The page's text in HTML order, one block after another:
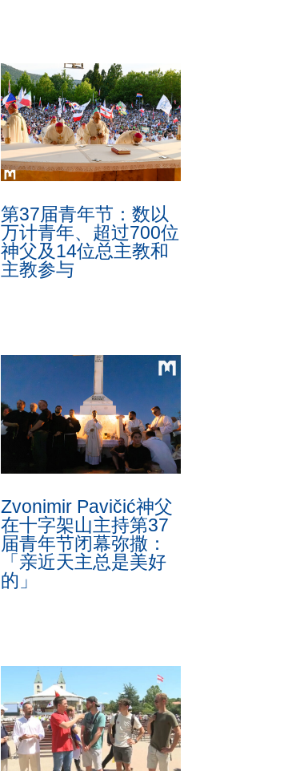
第37届青年节：数以
万计青年、超过700位
神父及14位总主教和
主教参与
Zvonimir Pavičić神父
在十字架山主持第37
届青年节闭幕弥撒：
「亲近天主总是美好
的」